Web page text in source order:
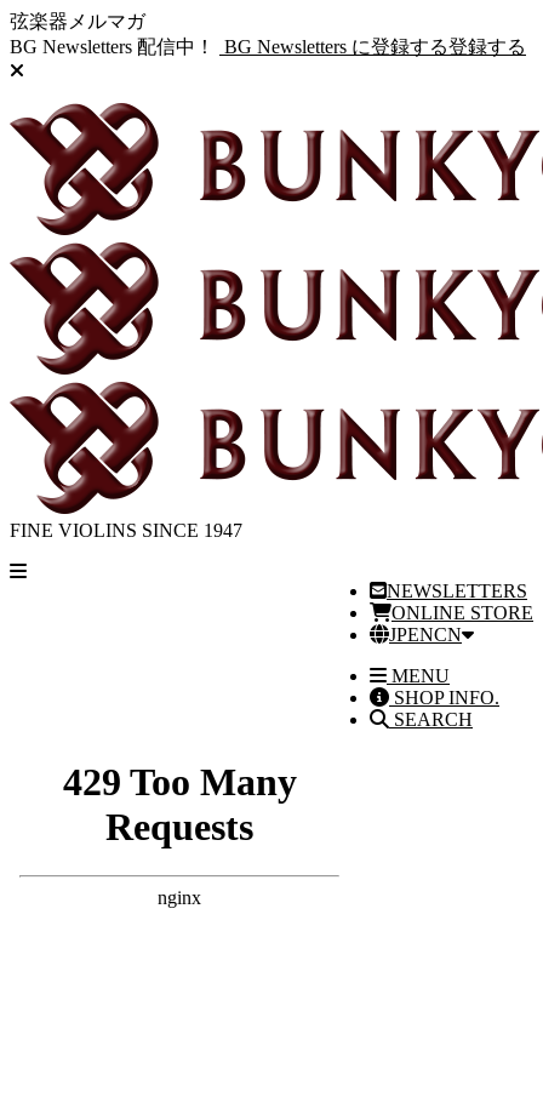
弦楽器メルマガ
BG Newsletters 配信中！
BG Newsletters に登録する登録する
FINE VIOLINS SINCE 1947
NEWSLETTERS
ONLINE STORE
JPENCN
MENU
SHOP INFO.
SEARCH